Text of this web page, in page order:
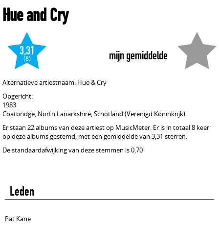
Hue and Cry
mijn gemiddelde
3,31
(8)
Alternatieve artiestnaam: Hue & Cry
Opgericht:
1983
Coatbridge, North Lanarkshire, Schotland (Verenigd Koninkrijk)
Er staan 22 albums van deze artiest op MusicMeter. Er is in totaal 8 keer
op deze albums gestemd, met een gemiddelde van 3,31 sterren.
De standaardafwijking van deze stemmen is 0,70
Leden
Pat Kane